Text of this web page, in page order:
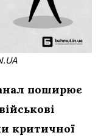
поширює
критичної